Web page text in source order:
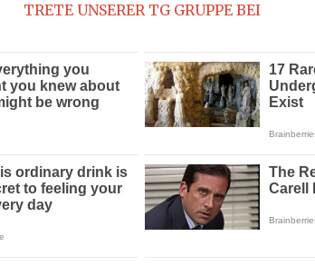
TRETE UNSERER TG GRUPPE BEI